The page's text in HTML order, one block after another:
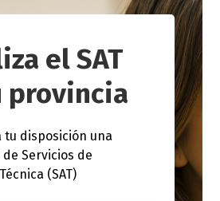
el SAT
provincia
tu disposición una
Servicios de
(SAT)